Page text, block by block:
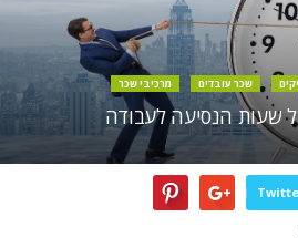
שכר עובדים מרכיבי שכר
שעות הנסיעה לעבודה